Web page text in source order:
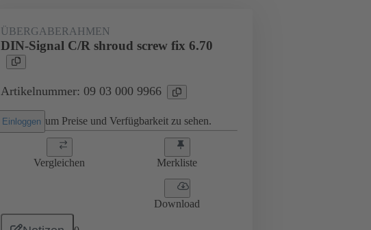
ÜBERGABERAHMEN
DIN-Signal C/R shroud screw fix 6.70
Artikelnummer: 09 03 000 9966
Einloggen um Preise und Verfügbarkeit zu sehen.
Vergleichen Merkliste
Download